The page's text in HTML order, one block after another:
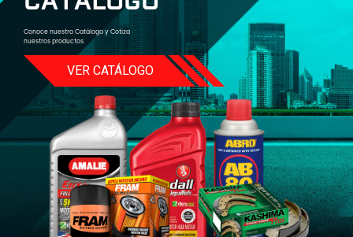
Conoce nuestro Catálogo y Cotiza
nuestros productos.
VER CATÁLOGO